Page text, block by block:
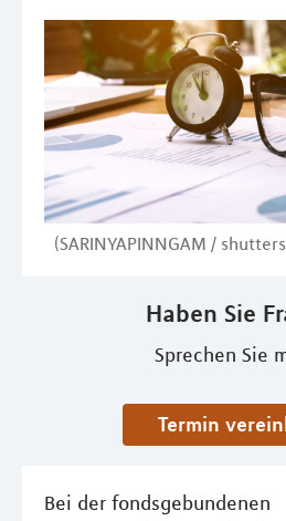
(SARINYAPINNGAM /
Haben Sie
Sprechen Sie
Termin
Bei der fondsgebundenen